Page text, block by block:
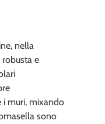
nella
e
i muri, mixando
sono